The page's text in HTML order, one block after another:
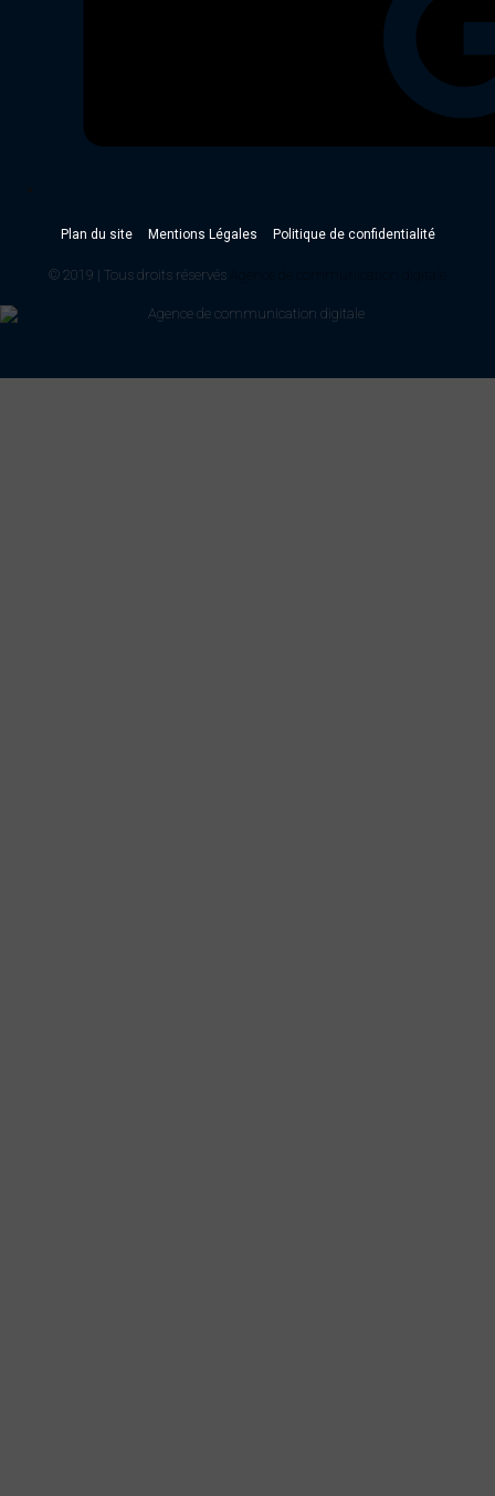
Plan du site Mentions Légales Politique de confidentialité
© 2019 | Tous droits réservés